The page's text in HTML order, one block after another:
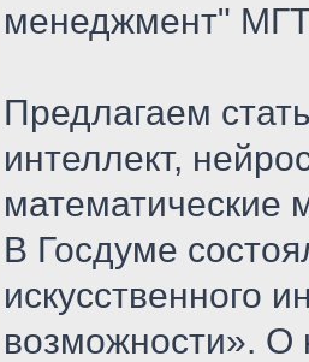
менеджмент"
Предлагаем
интеллект,
математические
В Госдуме
искусственного
возможности». О